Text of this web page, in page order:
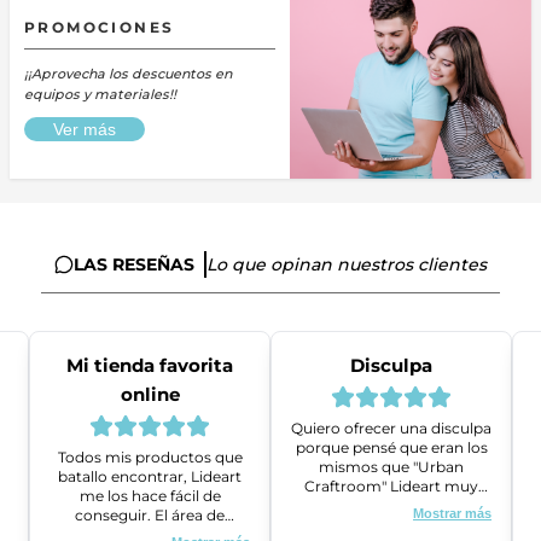
PROMOCIONES
¡¡Aprovecha los descuentos en
equipos y materiales!!
Ver más
LAS RESEÑAS Lo que opinan nuestros clientes
Mi tienda favorita
online
Todos mis productos que
batallo encontrar, Lideart
me los hace fácil de
conseguir. El área de
ventas es super amable y
Disculpa
Quiero ofrecer una disculpa
porque pensé que eran los
mismos que "Urban
Craftroom" Lideart muy
amables me ayudaron a
gestionar un problema que
Mostrar más